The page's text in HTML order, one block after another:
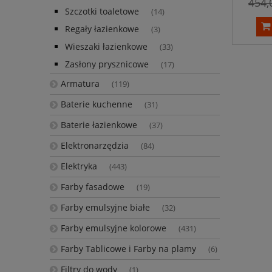
Szczotki toaletowe (14)
Regały łazienkowe (3)
Wieszaki łazienkowe (33)
Zasłony prysznicowe (17)
Armatura (119)
Baterie kuchenne (31)
Baterie łazienkowe (37)
Elektronarzędzia (84)
Elektryka (443)
Farby fasadowe (19)
Farby emulsyjne białe (32)
Farby emulsyjne kolorowe (431)
Farby Tablicowe i Farby na plamy (6)
Filtry do wody (1)